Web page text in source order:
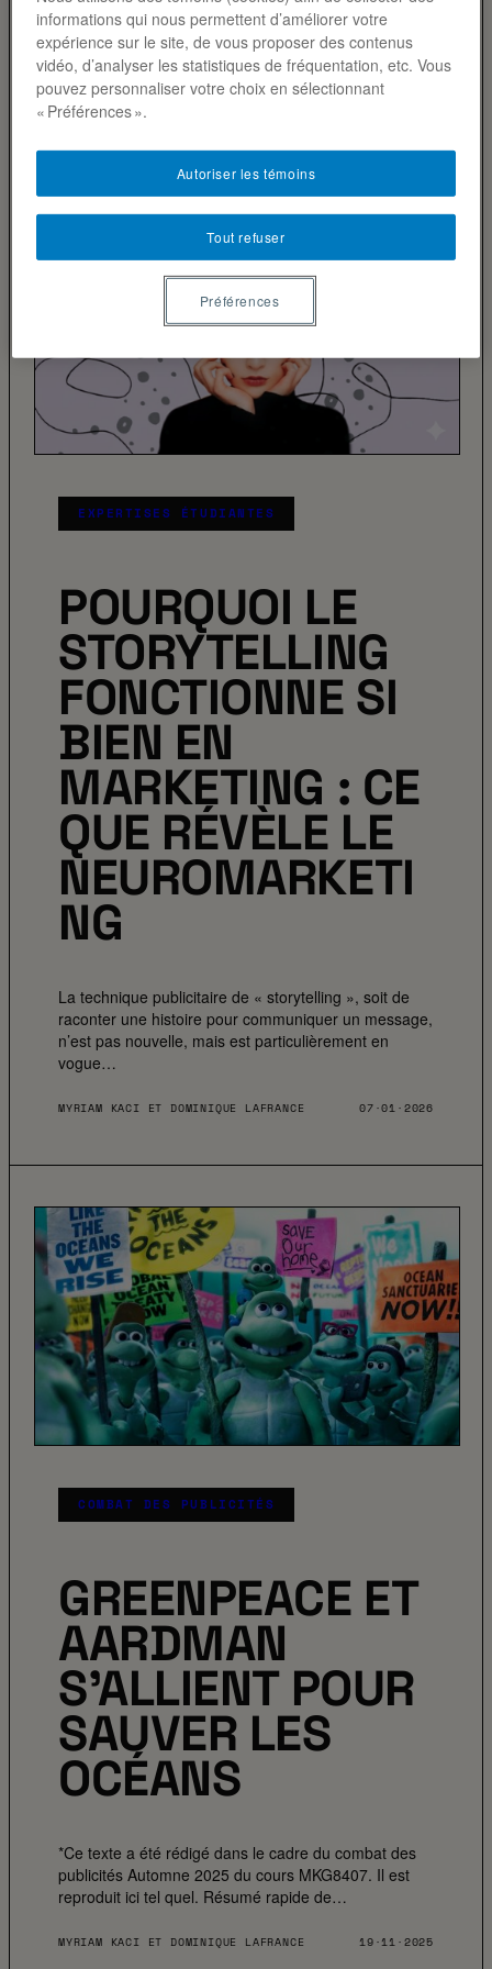
EXPERTISES ÉTUDIANTES
POURQUOI LE
STORYTELLING
FONCTIONNE SI
BIEN EN
MARKETING : CE
QUE RÉVÈLE LE
NEUROMARKETI
NG
La technique publicitaire de « storytelling », soit de
raconter une histoire pour communiquer un message,
n’est pas nouvelle, mais est particulièrement en
vogue…
MYRIAM KACI ET DOMINIQUE LAFRANCE 07·01·2026
COMBAT DES PUBLICITÉS
GREENPEACE ET
AARDMAN
S’ALLIENT POUR
SAUVER LES
OCÉANS
*Ce texte a été rédigé dans le cadre du combat des
publicités Automne 2025 du cours MKG8407. Il est
reproduit ici tel quel. Résumé rapide de…
MYRIAM KACI ET DOMINIQUE LAFRANCE 19·11·2025
informations qui nous permettent d’améliorer votre
expérience sur le site, de vous proposer des contenus
vidéo, d’analyser les statistiques de fréquentation, etc. Vous
pouvez personnaliser votre choix en sélectionnant
« Préférences ».
Tout refuser
Autoriser les témoins
Préférences